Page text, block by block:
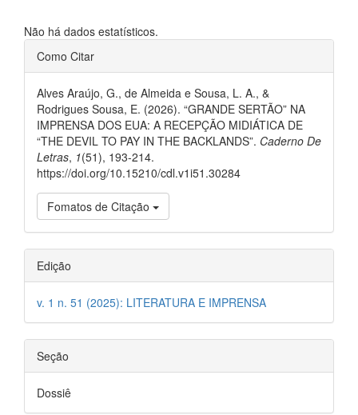
Não há dados estatísticos.
Como Citar
Alves Araújo, G., de Almeida e Sousa, L. A., &
Rodrigues Sousa, E. (2026). “GRANDE SERTÃO” NA
IMPRENSA DOS EUA: A RECEPÇÃO MIDIÁTICA DE
“THE DEVIL TO PAY IN THE BACKLANDS”. Caderno De
Letras, 1(51), 193-214.
https://doi.org/10.15210/cdl.v1i51.30284
Fomatos de Citação
Edição
v. 1 n. 51 (2025): LITERATURA E IMPRENSA
Seção
Dossiê